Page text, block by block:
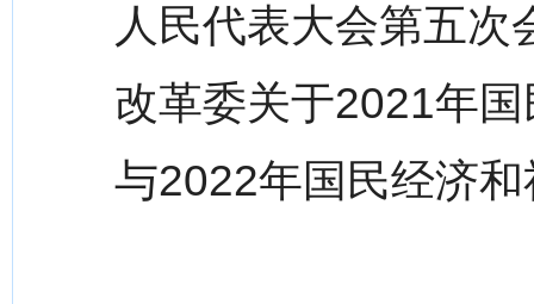
人民代表大会第五
改革委关于2021年
与2022年国民经济